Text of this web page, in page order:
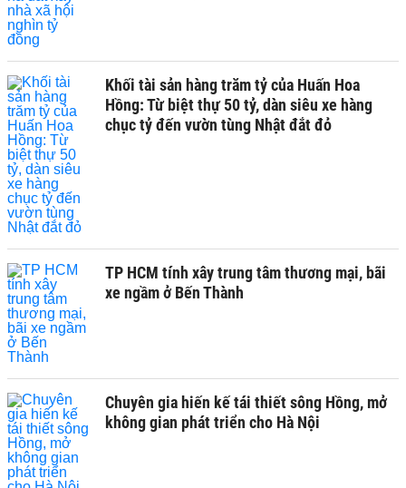
Khối tài sản hàng trăm tỷ của Huấn Hoa
Hồng: Từ biệt thự 50 tỷ, dàn siêu xe hàng
chục tỷ đến vườn tùng Nhật đắt đỏ
TP HCM tính xây trung tâm thương mại, bãi
xe ngầm ở Bến Thành
Chuyên gia hiến kế tái thiết sông Hồng, mở
không gian phát triển cho Hà Nội